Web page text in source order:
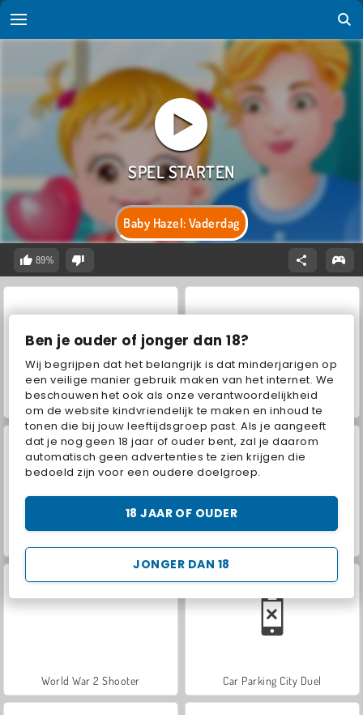
Ben je ouder of jonger dan 18?
Wij begrijpen dat het belangrijk is dat minderjarigen op
een veilige manier gebruik maken van het internet. We
beschouwen het ook als onze verantwoordelijkheid
om de website kindvriendelijk te maken en inhoud te
tonen die bij jouw leeftijdsgroep past. Als je aangeeft
dat je nog geen 18 jaar of ouder bent, zal je daarom
automatisch geen advertenties te zien krijgen die
bedoeld zijn voor een oudere doelgroep.
JONGER DAN 18
18 JAAR OF OUDER
Baby Hazel: Vaderdag
89%
ASMR Makeover & Makeup Studio Farm Merge Valley
World War 2 Shooter Car Parking City Duel